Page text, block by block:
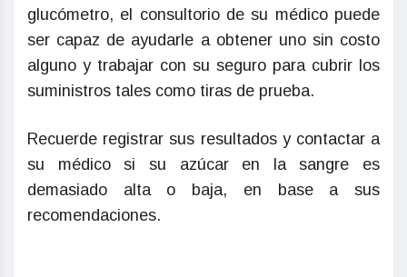
glucómetro, el consultorio de su médico puede
ser capaz de ayudarle a obtener uno sin costo
alguno y trabajar con su seguro para cubrir los
suministros tales como tiras de prueba.
Recuerde registrar sus resultados y contactar a
su médico si su azúcar en la sangre es
demasiado alta o baja, en base a sus
recomendaciones.